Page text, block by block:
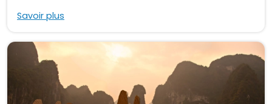
Savoir plus